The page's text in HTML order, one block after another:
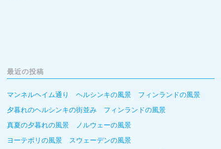
最近の投稿
マンネルヘイム通り ヘルシンキの風景 フィンランドの風景
夕暮れのヘルシンキの街並み フィンランドの風景
真夏の夕暮れの風景 ノルウェーの風景
ヨーテボリの風景 スウェーデンの風景